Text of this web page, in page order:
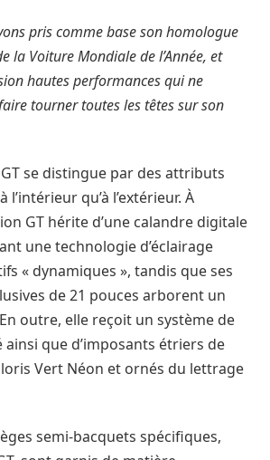
pris comme base son homologue
la Voiture Mondiale de l’Année, et
hautes performances qui ne
tourner toutes les têtes sur son
se distingue par des attributs
qu’à l’extérieur. À
GT hérite d’une calandre digitale
une technologie d’éclairage
« dynamiques », tandis que ses
de 21 pouces arborent un
outre, elle reçoit un système de
que d’imposants étriers de
Vert Néon et ornés du lettrage
semi-bacquets spécifiques,